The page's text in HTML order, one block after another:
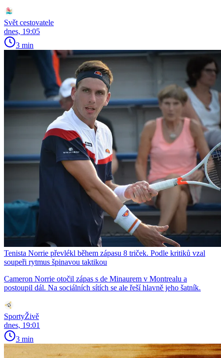
Svět cestovatele
dnes, 19:05
3 min
Tenista Norrie převlékl během zápasu 8 triček. Podle kritiků vzal
soupeři rytmus špinavou taktikou
Cameron Norrie otočil zápas s de Minaurem v Montrealu a
postoupil dál. Na sociálních sítích se ale řeší hlavně jeho šatník.
SportyŽivě
dnes, 19:01
3 min